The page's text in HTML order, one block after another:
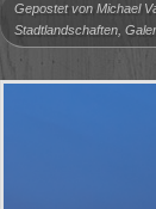
Gepostet von Michael
Stadtlandschaften